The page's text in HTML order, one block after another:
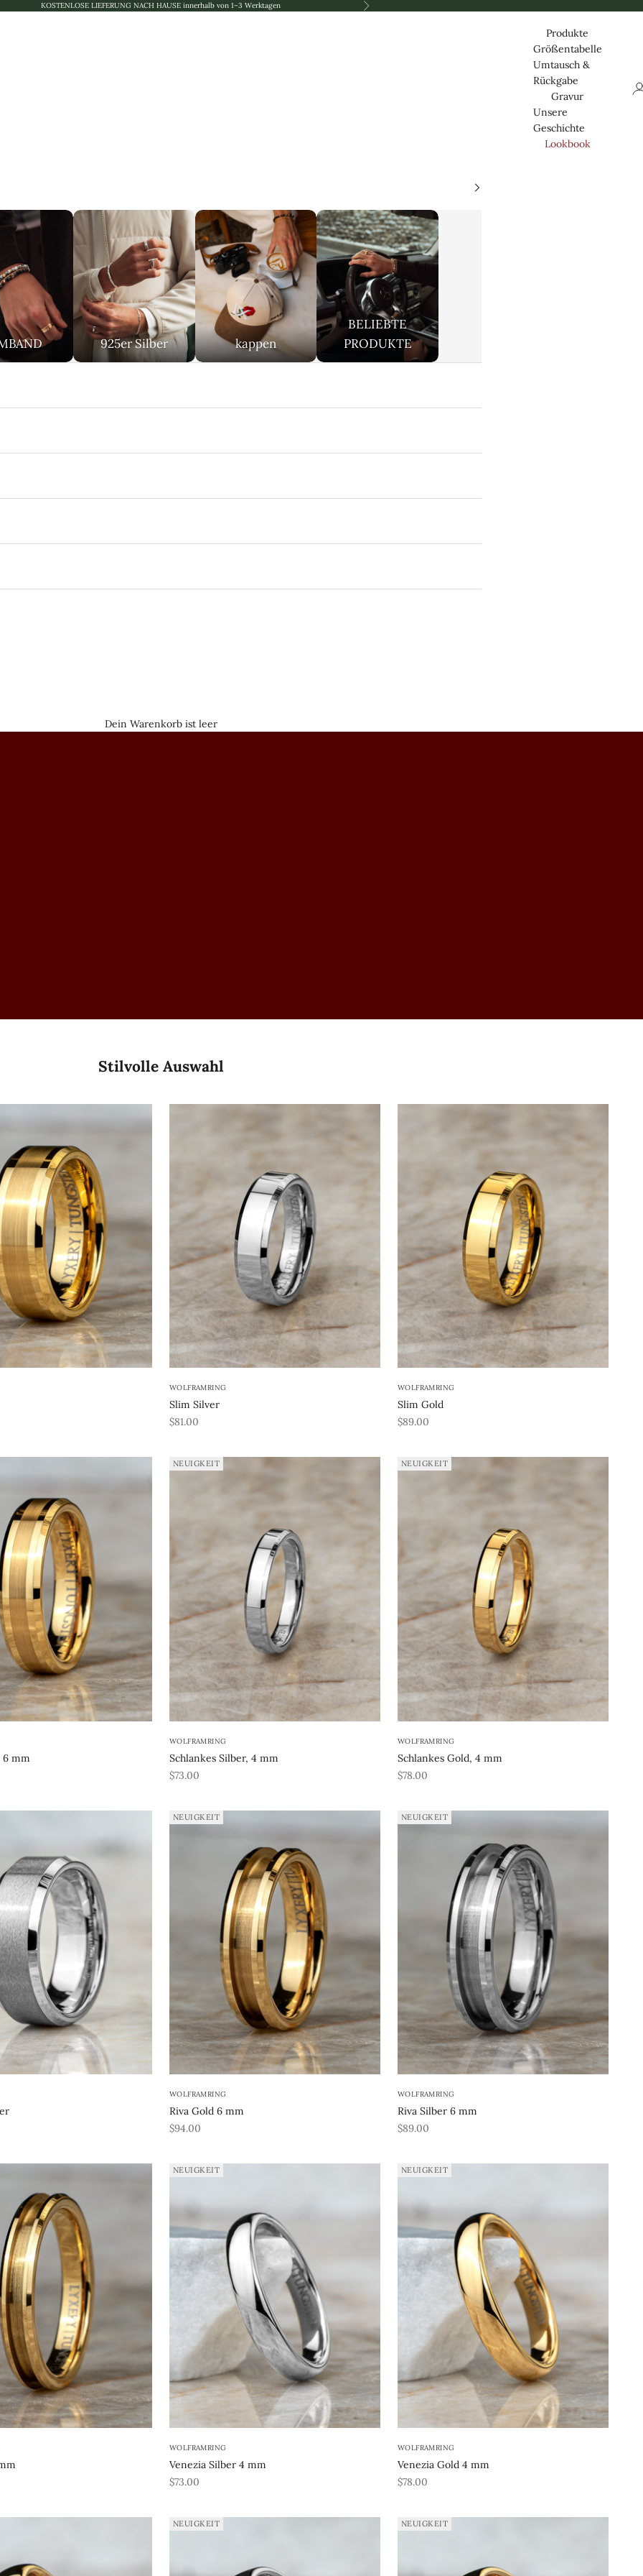
KOSTENLOSE LIEFERUNG NACH HAUSE innerhalb von 1–3 Werktagen Nästa
Produkte
Größentabelle
Umtausch &
Rückgabe
Gravur
Unsere
Geschichte
Lookbook
925er Silber kappen
BELIEBTE
PRODUKTE
Dein Warenkorb ist leer
Einfache Ringe
Stilvolle Auswahl
WOLFRAMRING
Slim Silver
REA-pris
$81.00
WOLFRAMRING
Slim Gold
REA-pris
$89.00
mm
NEUIGKEIT
WOLFRAMRING
Schlankes Silber, 4 mm
REA-pris
$73.00
NEUIGKEIT
WOLFRAMRING
Schlankes Gold, 4 mm
REA-pris
$78.00
NEUIGKEIT
WOLFRAMRING
Riva Gold 6 mm
REA-pris
$94.00
NEUIGKEIT
WOLFRAMRING
Riva Silber 6 mm
REA-pris
$89.00
NEUIGKEIT
WOLFRAMRING
Venezia Silber 4 mm
REA-pris
$73.00
NEUIGKEIT
WOLFRAMRING
Venezia Gold 4 mm
REA-pris
$78.00
NEUIGKEIT NEUIGKEIT